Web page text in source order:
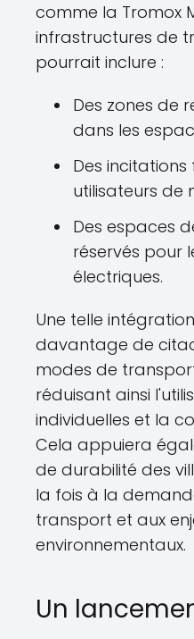
comme la Tromox
infrastructures de
pourrait inclure :
Des zones de
dans les
Des
utilisateurs de
Des espaces
réservés pour
électriques.
Une telle
davantage de
modes de
réduisant ainsi
individuelles et la
Cela appuiera
de durabilité des
la fois à la
transport et aux
environnementaux.
Un